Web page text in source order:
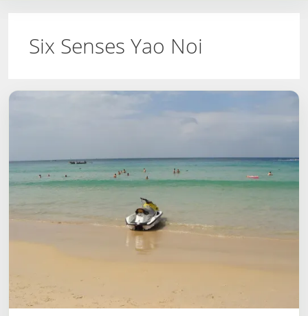
Six Senses Yao Noi